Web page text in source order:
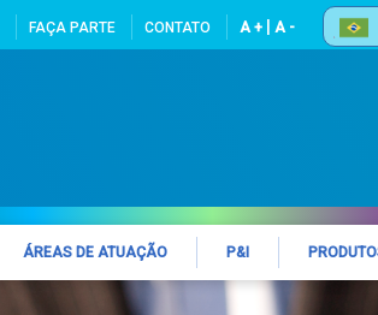
FAÇA PARTE CONTATO A + A -
ÁREAS DE ATUAÇÃO P&I